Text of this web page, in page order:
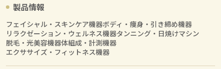
製品情報
フェイシャル・スキンケア機器ボディ・痩身・引き締め機器
リラクゼーション・ウェルネス機器タンニング・日焼けマシン
脱毛・光美容機器体組成・計測機器
エクササイズ・フィットネス機器